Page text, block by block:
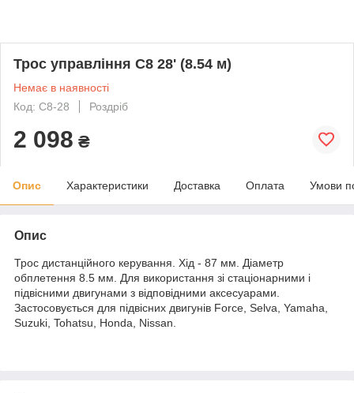
Трос управління C8 28' (8.54 м)
Немає в наявності
Код: C8-28
Роздріб
2 098 ₴
Опис Характеристики Доставка Оплата Умови
Опис
Трос дистанційного керування. Хід - 87 мм. Діаметр
обплетення 8.5 мм. Для використання зі стаціонарними і
підвісними двигунами з відповідними аксесуарами.
Застосовується для підвісних двигунів Force, Selva, Yamaha,
Suzuki, Tohatsu, Honda, Nissan.